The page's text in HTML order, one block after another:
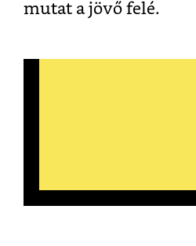
mutat a jövő felé.